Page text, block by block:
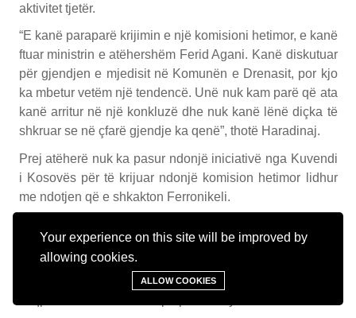
aktivitet tjetër.
“E kanë paraparë krijimin e një komisioni hetimor, e kanë
ftuar ministrin e atëhershëm Ferid Agani. Kanë diskutuar
për gjendjen e mjedisit në Komunën e Drenasit, por kjo
ka mbetur vetëm një tendencë. Unë nuk kam parë që ata
kanë arritur në një konkluzë dhe nuk kanë lënë diçka të
shkruar se në çfarë gjendje ka qenë”, thotë Haradinaj.
Prej atëherë nuk ka pasur ndonjë iniciativë nga Kuvendi
i Kosovës për të krijuar ndonjë komision hetimor lidhur
me ndotjen që e shkakton Ferronikeli.
pesë viteve (17 qershor të vitit 2020) e ka hedhur këtë
kallëzim penal, me arsyetimin se te zyrtarët e Ministrisë
së Mjedisit nuk janë gjetur elemente të veprës penale,
Your experience on this site will be improved by
allowing cookies.
ALLOW COOKIES